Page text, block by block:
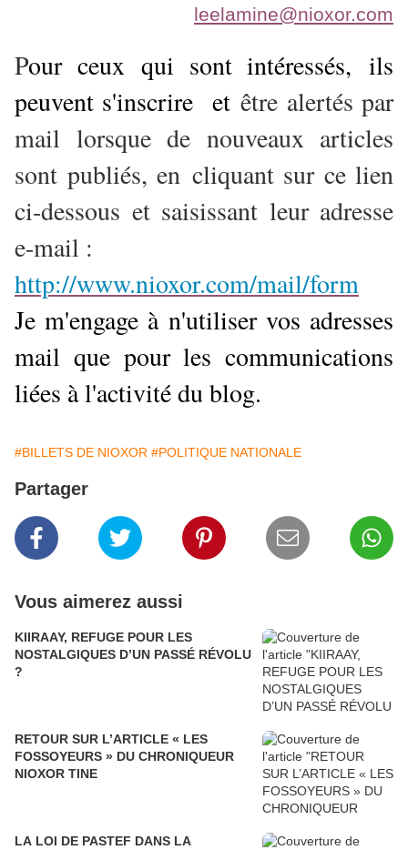
leelamine@nioxor.com
Pour ceux qui sont intéressés, ils
peuvent s'inscrire etêtre alertés par
mail lorsque de nouveaux articles
sont publiés, en cliquant sur ce lien
ci-dessous et saisissant leur adresse
e-mail :
http://www.nioxor.com/mail/form
Je m'engage à n'utiliser vos adresses
mail que pour les communications
liées à l'activité du blog.
#BILLETS DE NIOXOR #POLITIQUE NATIONALE
Partager
Vous aimerez aussi
KIIRAAY, REFUGE POUR LES
NOSTALGIQUES D’UN PASSÉ RÉVOLU
?
RETOUR SUR L’ARTICLE « LES
FOSSOYEURS » DU CHRONIQUEUR
NIOXOR TINE
LA LOI DE PASTEF DANS LA